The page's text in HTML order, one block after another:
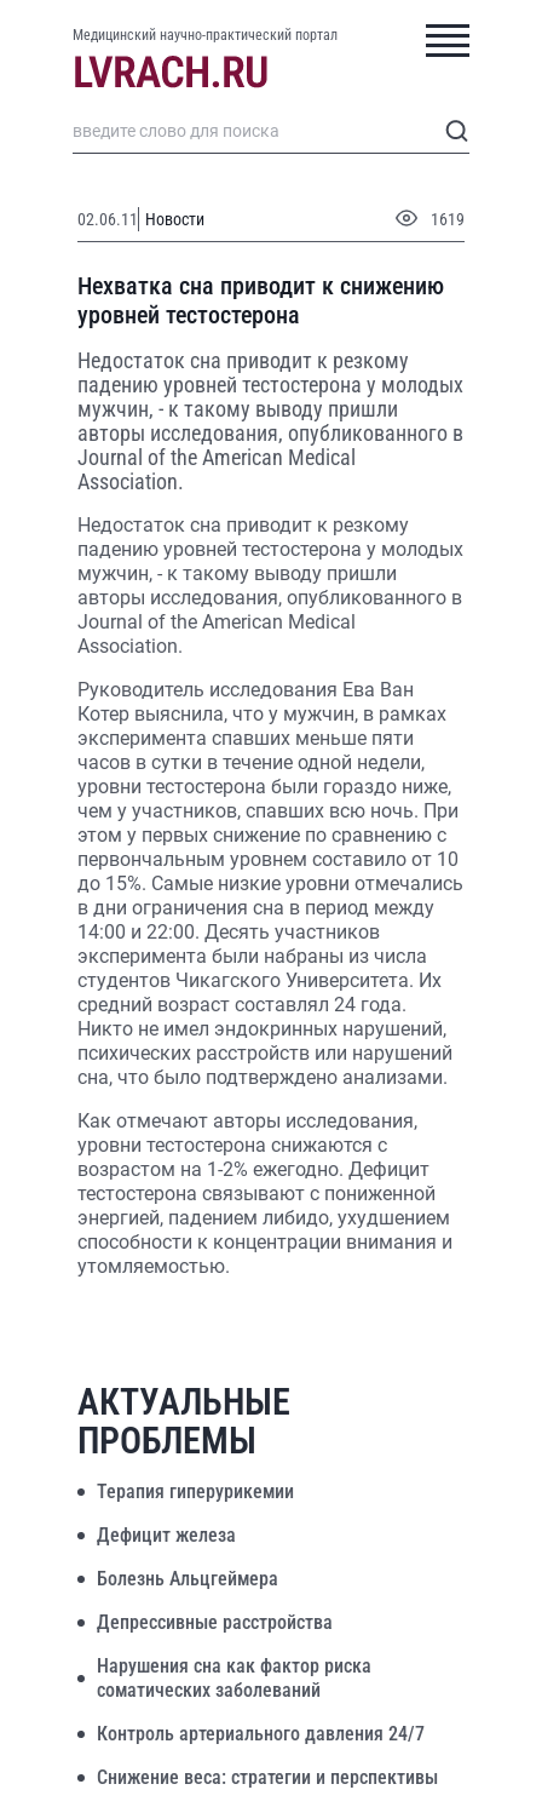
Медицинский научно-практический портал
02.06.11 Новости 1619
Нехватка сна приводит к снижению
уровней тестостерона
Недостаток сна приводит к резкому
падению уровней тестостерона у молодых
мужчин, - к такому выводу пришли
авторы исследования, опубликованного в
Journal of the American Medical
Association.
Недостаток сна приводит к резкому
падению уровней тестостерона у молодых
мужчин, - к такому выводу пришли
авторы исследования, опубликованного в
Journal of the American Medical
Association.
Руководитель исследования Ева Ван
Котер выяснила, что у мужчин, в рамках
эксперимента спавших меньше пяти
часов в сутки в течение одной недели,
уровни тестостерона были гораздо ниже,
чем у участников, спавших всю ночь. При
этом у первых снижение по сравнению с
первончальным уровнем составило от 10
до 15%. Самые низкие уровни отмечались
в дни ограничения сна в период между
14:00 и 22:00. Десять участников
эксперимента были набраны из числа
студентов Чикагского Университета. Их
средний возраст составлял 24 года.
Никто не имел эндокринных нарушений,
психических расстройств или нарушений
сна, что было подтверждено анализами.
Как отмечают авторы исследования,
уровни тестостерона снижаются с
возрастом на 1-2% ежегодно. Дефицит
тестостерона связывают с пониженной
энергией, падением либидо, ухудшением
способности к концентрации внимания и
утомляемостью.
АКТУАЛЬНЫЕ
ПРОБЛЕМЫ
Терапия гиперурикемии
Дефицит железа
Болезнь Альцгеймера
Депрессивные расстройства
Нарушения сна как фактор риска
соматических заболеваний
Контроль артериального давления 24/7
Снижение веса: стратегии и перспективы